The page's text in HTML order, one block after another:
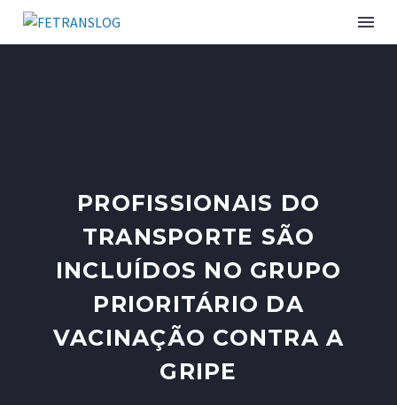
PROFISSIONAIS DO
TRANSPORTE SÃO
INCLUÍDOS NO GRUPO
PRIORITÁRIO DA
VACINAÇÃO CONTRA A
GRIPE